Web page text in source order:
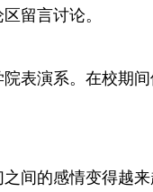
留言讨论。
表演系。在校
间的感情变得越